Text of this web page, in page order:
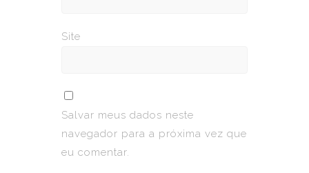
Site
Salvar meus dados neste
navegador para a próxima vez que
eu comentar.